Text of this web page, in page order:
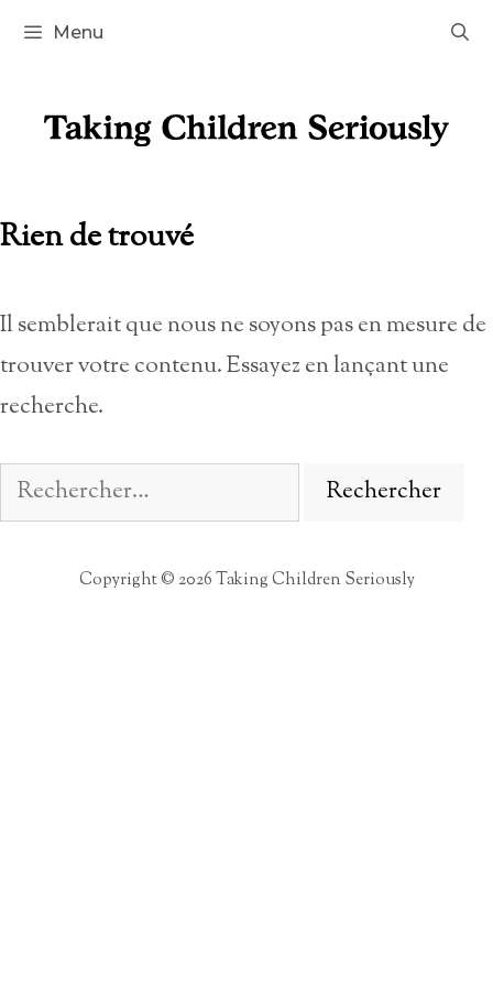
Aller
Menu
Rien de trouvé
Il semblerait que nous ne soyons pas en mesure de
trouver votre contenu. Essayez en lançant une
recherche.
Rechercher :
Copyright © 2026 Taking Children Seriously